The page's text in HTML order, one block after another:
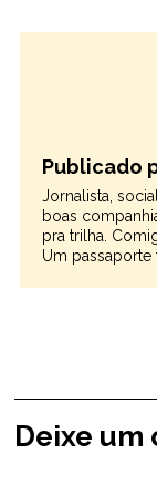
Publicado
Jornalista,
boas
pra trilha.
Um
Deixe um